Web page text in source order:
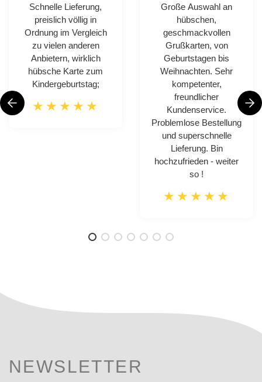
Schnelle Lieferung,
preislich völlig in
Ordnung im Vergleich
zu vielen anderen
Anbietern, wirklich
hübsche Karte zum
Kindergeburtstag;
Große Auswahl an
hübschen,
geschmackvollen
Grußkarten, von
Geburtstagen bis
Weihnachten. Sehr
kompetenter,
freundlicher
Kundenservice.
Problemlose Bestellung
und superschnelle
Lieferung. Bin
hochzufrieden - weiter
so !
NEWSLETTER